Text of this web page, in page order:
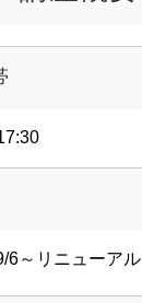
～リニューアル